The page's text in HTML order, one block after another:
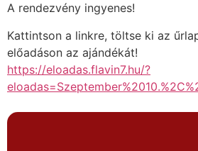
A rendezvény ingyenes!
Kattintson a linkre, töltse ki az
előadáson az ajándékát!
https://eloadas.flavin7.hu/?